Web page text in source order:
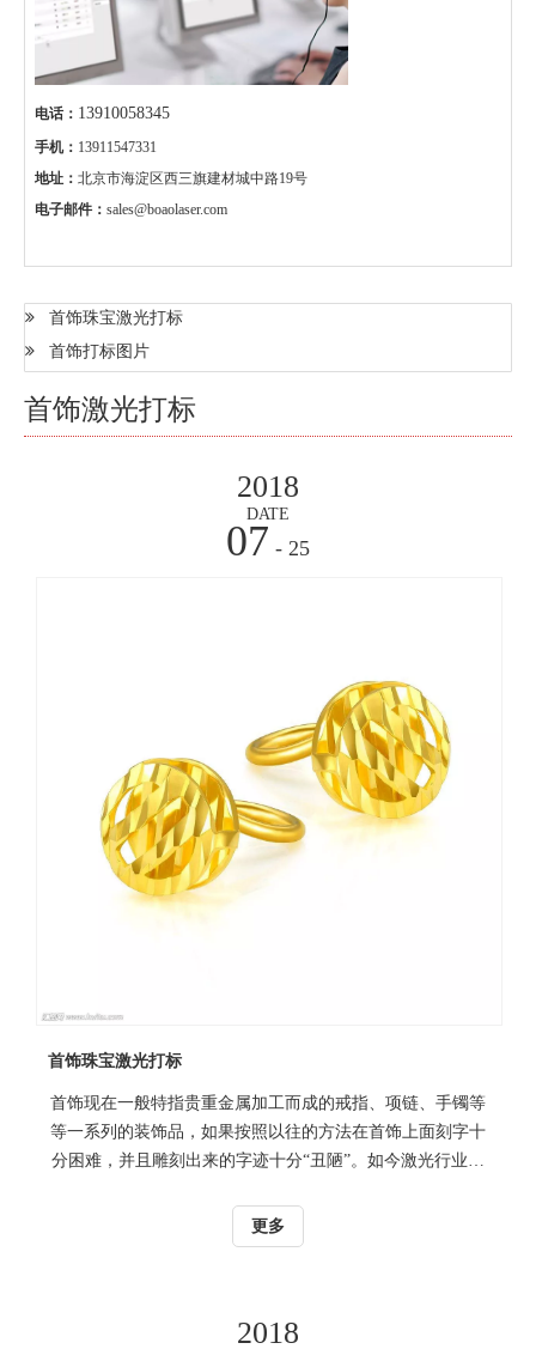
电话： 13910058345
手机： 13911547331
地址： 北京市海淀区西三旗建材城中路19号
电子邮件： sales@boaolaser.com
首饰珠宝激光打标
首饰打标图片
首饰激光打标
2018
DATE
07 - 25
首饰珠宝激光打标
首饰现在一般特指贵重金属加工而成的戒指、项链、手镯等
等一系列的装饰品，如果按照以往的方法在首饰上面刻字十
分困难，并且雕刻出来的字迹十分“丑陋”。如今激光行业里
案，效果也是十分显著，下面让我们进一步的了解一下首饰
激光打标机
更多
2018